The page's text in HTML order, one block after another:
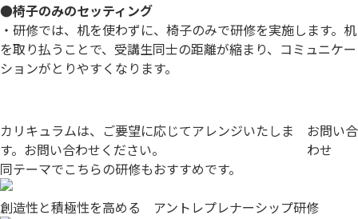
●椅子のみのセッティング
・研修では、机を使わずに、椅子のみで研修を実施します。机
を取り払うことで、受講生同士の距離が縮まり、コミュニケー
ションがとりやすくなります。
カリキュラムは、ご要望に応じてアレンジいたしま
す。お問い合わせください。
お問い合
わせ
同テーマでこちらの研修もおすすめです。
創造性と積極性を高める アントレプレナーシップ研修